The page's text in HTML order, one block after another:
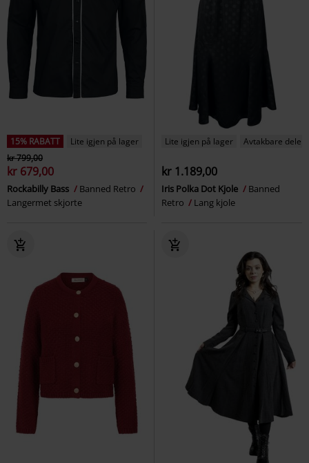
15% RABATT
Lite igjen på lager
kr 799,00
kr 679,00
Rockabilly Bass
Banned Retro
Langermet skjorte
Lite igjen på lager Avtakbare deler
kr 1.189,00
Iris Polka Dot Kjole
Banned
Retro
Lang kjole